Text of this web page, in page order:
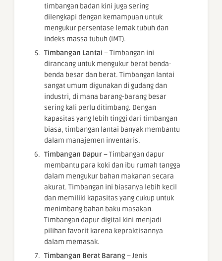
timbangan badan kini juga sering
dilengkapi dengan kemampuan untuk
mengukur persentase lemak tubuh dan
indeks massa tubuh (IMT).
Timbangan Lantai – Timbangan ini
dirancang untuk mengukur berat benda-
benda besar dan berat. Timbangan lantai
sangat umum digunakan di gudang dan
industri, di mana barang-barang besar
sering kali perlu ditimbang. Dengan
kapasitas yang lebih tinggi dari timbangan
biasa, timbangan lantai banyak membantu
dalam manajemen inventaris.
Timbangan Dapur– Timbangan dapur
membantu para koki dan ibu rumah tangga
dalam mengukur bahan makanan secara
akurat. Timbangan ini biasanya lebih kecil
dan memiliki kapasitas yang cukup untuk
menimbang bahan baku masakan.
Timbangan dapur digital kini menjadi
pilihan favorit karena kepraktisannya
dalam memasak.
Timbangan Berat Barang– Jenis